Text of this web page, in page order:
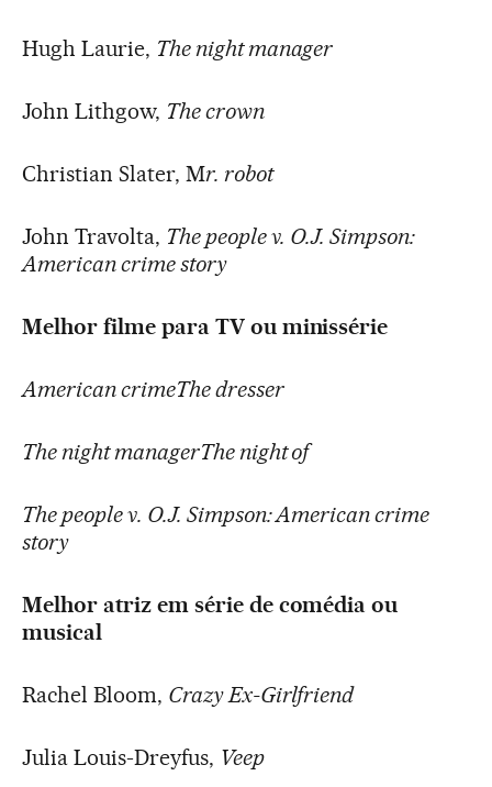
Hugh Laurie, The night manager
John Lithgow, The crown
Christian Slater, Mr. robot
John Travolta, The people v. O.J. Simpson:
American crime story
Melhor filme para TV ou minissérie
American crimeThe dresser
The night managerThe night of
The people v. O.J. Simpson: American crime
story
Melhor atriz em série de comédia ou
musical
Rachel Bloom, Crazy Ex-Girlfriend
Julia Louis-Dreyfus, Veep